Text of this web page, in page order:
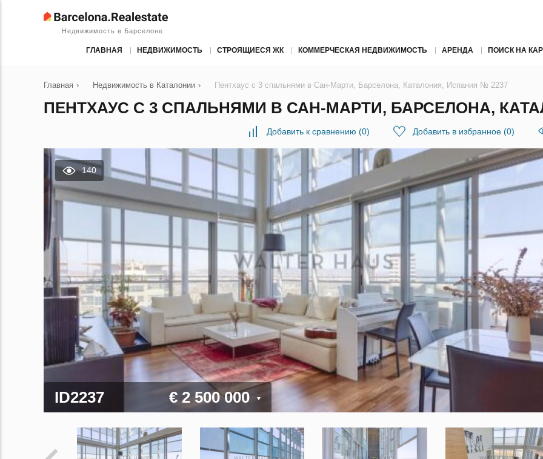
Недвижимость в Барселоне
ГЛАВНАЯ НЕДВИЖИМОСТЬ СТРОЯЩИЕСЯ ЖК КОММЕРЧЕСКАЯ НЕДВИЖИМОСТЬ АРЕНДА ПОИСК НА
Главная › Недвижимость в Каталонии › Пентхаус с 3 спальнями в Сан-Марти, Барселона, Каталония, Испания № 2237
ПЕНТХАУС С 3 СПАЛЬНЯМИ В САН-МАРТИ, БАРСЕЛОНА,
Добавить к сравнению (0) Добавить в избранное (0)
140
ID2237 € 2 500 000